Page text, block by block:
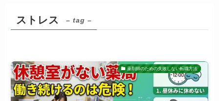
ストレス – tag –
薬剤師のための失敗しない転職方法